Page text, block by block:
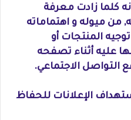
كلما زادت معرفة
ميوله و اهتماماته
المنتجات أو
عليه أثناء تصفحه
التواصل الاجتماعي.
الإعلانات للحفاظ